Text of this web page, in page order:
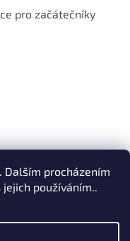
Dalším procházením
používáním..
pro začátečníky